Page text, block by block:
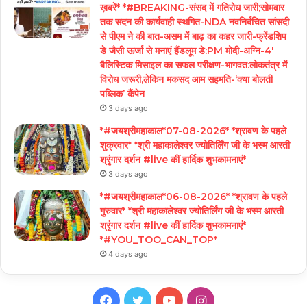
ख़बरें* *#BREAKING-संसद में गतिरोध जारी;सोमवार
तक सदन की कार्यवाही स्थगित-NDA नवनिर्बचित सांसदी
से पीएम ने की बात-असम में बाढ़ का कहर जारी-फ्रेंडशिप
डे जैसी ऊर्जा से मनाएं हैंडलूम डे:PM मोदी-अग्नि-4′
बैलिस्टिक मिसाइल का सफल परीक्षण-भागवत:लोकतंत्र में
विरोध जरूरी,लेकिन मकसद आम सहमति-‘क्या बोलती
पब्लिक’ कैंपेन
3 days ago
*#जयश्रीमहाकाल*07-08-2026* *श्रावण के पहले
शुक्रवार* *श्री महाकालेश्वर ज्योतिर्लिंग जी के भस्म आरती
श्रृंगार दर्शन #live कीं हार्दिक शुभकामनाएं*
3 days ago
*#जयश्रीमहाकाल*06-08-2026* *श्रावण के पहले
गुरुवार* *श्री महाकालेश्वर ज्योतिर्लिंग जी के भस्म आरती
श्रृंगार दर्शन #live कीं हार्दिक शुभकामनाएं*
*#YOU_TOO_CAN_TOP*
4 days ago
Facebook
TwitterYouTubeInstagram